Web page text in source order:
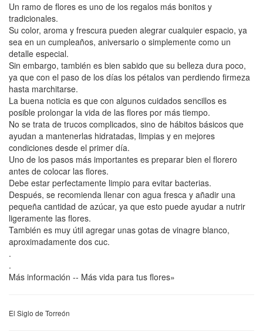
Un ramo de flores es uno de los regalos más bonitos y
tradicionales.
Su color, aroma y frescura pueden alegrar cualquier espacio, ya
sea en un cumpleaños, aniversario o simplemente como un
detalle especial.
Sin embargo, también es bien sabido que su belleza dura poco,
ya que con el paso de los días los pétalos van perdiendo firmeza
hasta marchitarse.
La buena noticia es que con algunos cuidados sencillos es
posible prolongar la vida de las flores por más tiempo.
No se trata de trucos complicados, sino de hábitos básicos que
ayudan a mantenerlas hidratadas, limpias y en mejores
condiciones desde el primer día.
Uno de los pasos más importantes es preparar bien el florero
antes de colocar las flores.
Debe estar perfectamente limpio para evitar bacterias.
Después, se recomienda llenar con agua fresca y añadir una
pequeña cantidad de azúcar, ya que esto puede ayudar a nutrir
ligeramente las flores.
También es muy útil agregar unas gotas de vinagre blanco,
aproximadamente dos cuc.
.
.
Más información -- Más vida para tus flores»
El Siglo de Torreón